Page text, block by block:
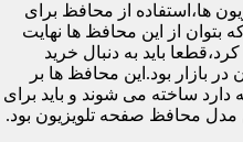
ها،استفاده از محافظ برای
از این محافظ ها نهایت
باید به دنبال خرید
بازار بود.این محافظ ها بر
دارد ساخته می شوند و باید برای
مدل محافظ صفحه تلویزیون بود.